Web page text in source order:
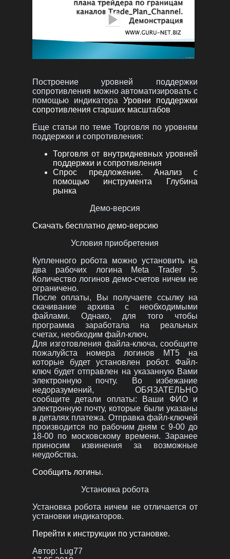
Построение уровней поддержки
сопротивления можно автоматизировать с
помощью индикатораУровни поддержки
сопротивления старших масштабов
Еще статьи по теме Торговля по уровням
поддержки и сопротивления:
Торговля от внутридневных уровней
поддержки и сопротивления
Спрос предложение. Анализ с
помощью инструмента Глубина
рынка
Демо-версия
Скачать бесплатно демо-версию
Условия приобретения
Купленного робота можно установить на
два рабочих логина Meta Trader 5.
Количество логинов демо-счетов ничем не
ограничено.
После оплаты, Вы получаете ссылку на
скачивание архива с необходимыми
файлами. Однако, для того чтобы
программа заработала на реальных
счетах, необходим файл-ключ.
Для изготовления файла-ключа, сообщите
пожалуйста номера логинов MT5 на
которые будет установлен робот. Файл-
ключ будет отправлен на указанную Вами
электронную почту. Во избежание
недоразумений, ОБЯЗАТЕЛЬНО
сообщите детали оплаты: Ваши ФИО и
электронную почту, которые были указаны
в деталях платежа. Отправка файл-ключей
производится по рабочим дням с 9-00 до
18-00 по московскому времени. Заранее
приносим извинения за возможные
неудобства.
Сообщить логины.
Установка робота
Установка робота ничем не отличается от
установки индикаторов.
Перейти к инструкции по установке.
Автор: Lug77